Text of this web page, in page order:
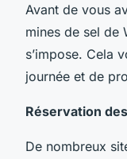
Avant de vous
mines de sel de
s’impose. Cela
journée et de
Réservation
De nombreux